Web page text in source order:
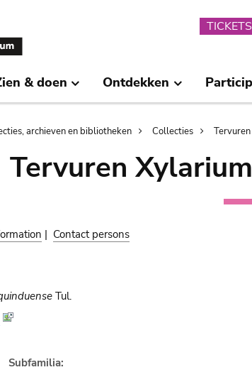
TICKETS
& doen Ontdekken
archieven en bibliotheken Collecties
Tervuren
| Contact persons
Tul.
Subfamilia: